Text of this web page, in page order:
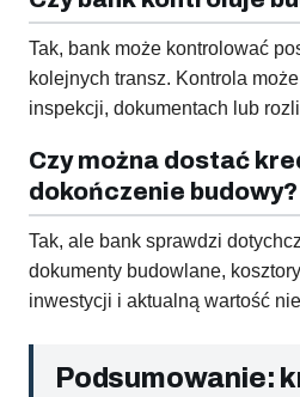
Tak, bank może kontrolować
kolejnych transz. Kontrola
inspekcji, dokumentach lub
Czy można dostać
dokończenie budowy?
Tak, ale bank sprawdzi
dokumenty budowlane,
inwestycji i aktualną wartość
Podsumowanie: